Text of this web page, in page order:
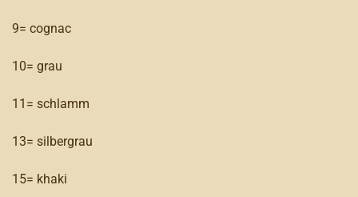
9= cognac
10= grau
11= schlamm
13= silbergrau
15= khaki